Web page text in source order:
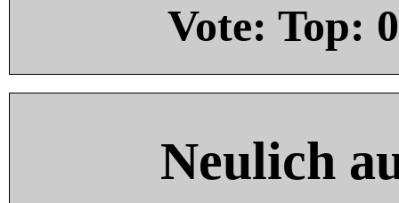
Vote: Top: 0
Neulich